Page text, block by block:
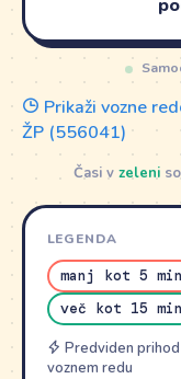
Prikaži vozne
ŽP (556041)
Časi v zeleni
LEGENDA
manj kot 5 min
več kot 15 min
Predviden prihod
voznem redu